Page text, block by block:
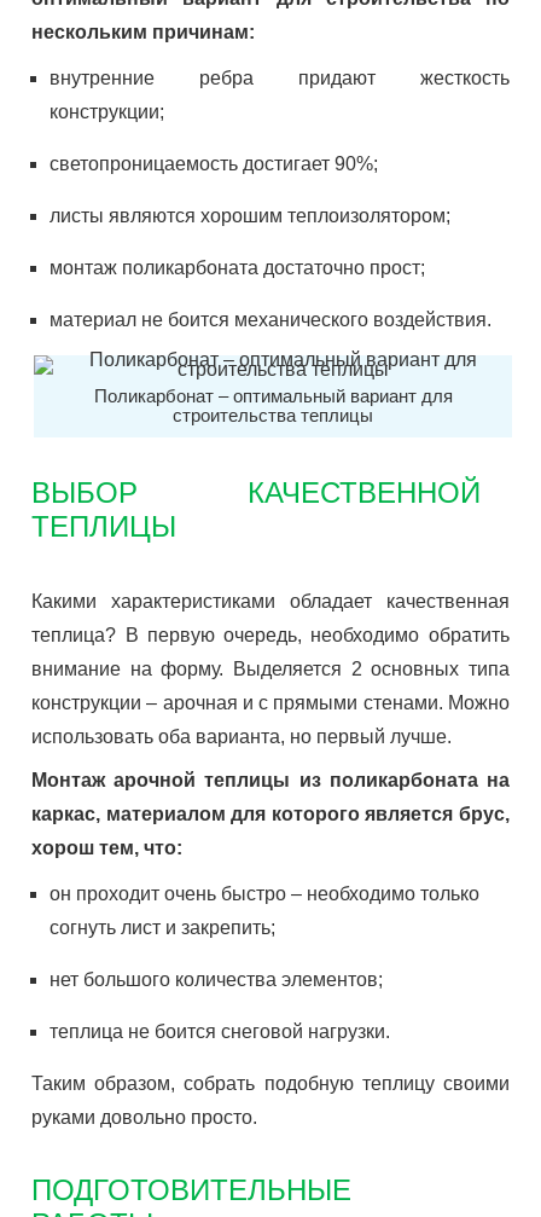
нескольким причинам:
внутренние ребра придают жесткость
конструкции;
светопроницаемость достигает 90%;
листы являются хорошим теплоизолятором;
монтаж поликарбоната достаточно прост;
материал не боится механического воздействия.
Поликарбонат – оптимальный вариант для
строительства теплицы
ВЫБОР КАЧЕСТВЕННОЙ
ТЕПЛИЦЫ
Какими характеристиками обладает качественная
теплица? В первую очередь, необходимо обратить
внимание на форму. Выделяется 2 основных типа
конструкции – арочная и с прямыми стенами. Можно
использовать оба варианта, но первый лучше.
Монтаж арочной теплицы из поликарбоната на
каркас, материалом для которого является брус,
хорош тем, что:
он проходит очень быстро – необходимо только
согнуть лист и закрепить;
нет большого количества элементов;
теплица не боится снеговой нагрузки.
Таким образом, собрать подобную теплицу своими
руками довольно просто.
ПОДГОТОВИТЕЛЬНЫЕ